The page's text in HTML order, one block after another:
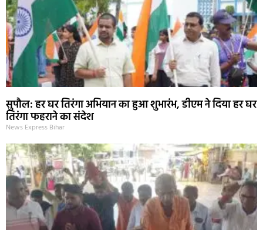
सुपौल: हर घर तिरंगा अभियान का हुआ शुभारंभ, डीएम ने दिया हर घर
तिरंगा फहराने का संदेश
News Express Bihar